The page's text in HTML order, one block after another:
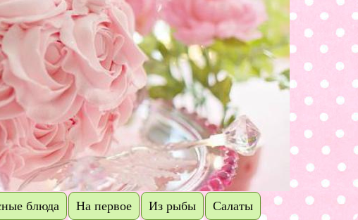
блюда На первое Из рыбы Салаты